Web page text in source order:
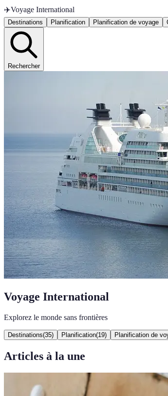
✈️Voyage International
Destinations Planification Planification de voyage
Rechercher
Voyage International
Explorez le monde sans frontières
Destinations(35) Planification(19) Planification de
Articles à la une